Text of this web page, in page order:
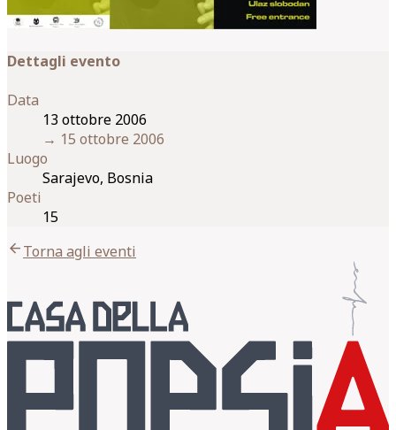
Dettagli evento
Data
13 ottobre 2006
→ 15 ottobre 2006
Luogo
Sarajevo, Bosnia
Poeti
15
arrow_backTorna agli eventi